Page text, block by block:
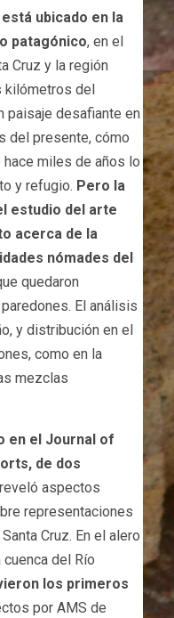
ubicado en la
patagónico, en el
Cruz y la región
kilómetros del
paisaje desafiante en
del presente, cómo
miles de años lo
y refugio. Pero la
estudio del arte
acerca de la
nómades del
quedaron
El análisis
y distribución en el
como en la
mezclas
en el Journal of
de dos
reveló aspectos
representaciones
Cruz. En el alero
del Río
los primeros
por AMS de